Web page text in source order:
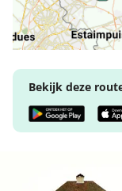
Bekijk deze